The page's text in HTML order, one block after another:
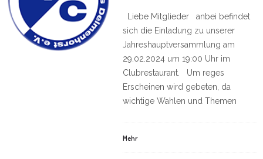
Liebe Mitglieder anbei befindet
sich die Einladung zu unserer
Jahreshauptversammlung am
29.02.2024 um 19:00 Uhr im
Clubrestaurant. Um reges
Erscheinen wird gebeten, da
wichtige Wahlen und Themen
Mehr